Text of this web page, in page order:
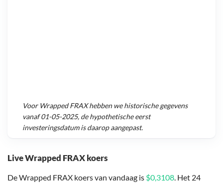
Live Wrapped FRAX koers
De Wrapped FRAX koers van vandaag is $0,3108. Het 24
Voor Wrapped FRAXhebben we historische gegevens
vanaf01-05-2025, de hypothetische eerst
investeringsdatum is daarop aangepast.